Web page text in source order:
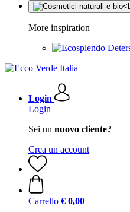
More inspiration
Login
Login
Sei un nuovo cliente?
Crea un account
Carrello € 0,00